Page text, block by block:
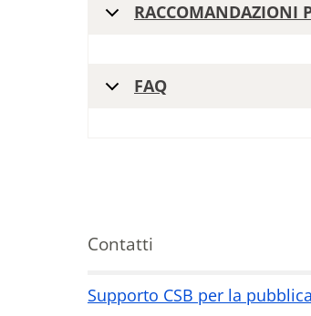
RACCOMANDAZIONI
FAQ
Contatti
Contatti
Supporto CSB per la